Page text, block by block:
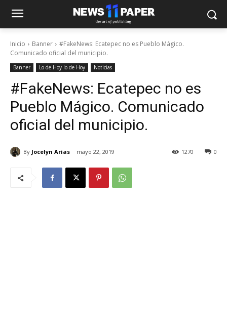
Inicio Banner
#FakeNews: Ecatepec no es Pueblo Mágico.
Comunicado oficial del municipio.
Banner Lo de Hoy lo de Hoy Noticias
#FakeNews: Ecatepec no es
Pueblo Mágico. Comunicado
oficial del municipio.
By Jocelyn Arias mayo 22, 2019 0
1270